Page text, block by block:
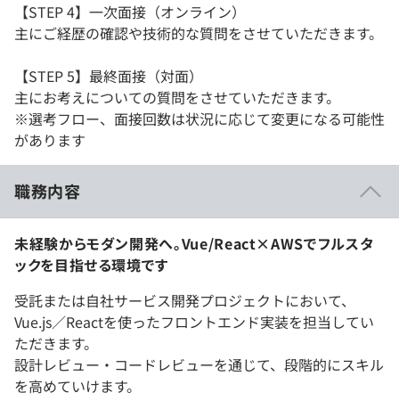
【STEP 4】一次面接（オンライン）
主にご経歴の確認や技術的な質問をさせていただきます。
【STEP 5】最終面接（対面）
主にお考えについての質問をさせていただきます。
※選考フロー、面接回数は状況に応じて変更になる可能性
があります
職務内容
未経験からモダン開発へ。Vue/React×AWSでフルスタ
ックを目指せる環境です
受託または自社サービス開発プロジェクトにおいて、
Vue.js／Reactを使ったフロントエンド実装を担当してい
ただきます。
設計レビュー・コードレビューを通じて、段階的にスキル
を高めていけます。